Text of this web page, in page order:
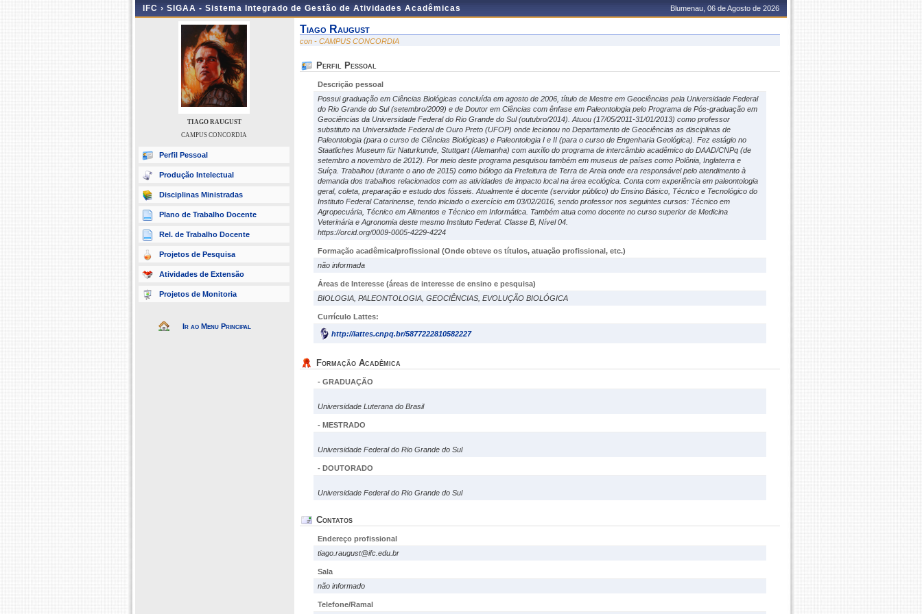
IFC › SIGAA - Sistema Integrado de Gestão de Atividades Acadêmicas Blumenau, 06 de Agosto de 2026
TIAGO RAUGUST
CAMPUS CONCORDIA
Perfil Pessoal
Produção Intelectual
Disciplinas Ministradas
Plano de Trabalho Docente
Rel. de Trabalho Docente
Projetos de Pesquisa
Atividades de Extensão
Projetos de Monitoria
Ir ao Menu Principal
Tiago Raugust
con - CAMPUS CONCORDIA
Perfil Pessoal
Descrição pessoal
Possui graduação em Ciências Biológicas concluída em agosto de 2006, título de Mestre em Geociências pela Universidade Federal
do Rio Grande do Sul (setembro/2009) e de Doutor em Ciências com ênfase em Paleontologia pelo Programa de Pós-graduação em
Geociências da Universidade Federal do Rio Grande do Sul (outubro/2014). Atuou (17/05/2011-31/01/2013) como professor
substituto na Universidade Federal de Ouro Preto (UFOP) onde lecionou no Departamento de Geociências as disciplinas de
Paleontologia (para o curso de Ciências Biológicas) e Paleontologia I e II (para o curso de Engenharia Geológica). Fez estágio no
Staatliches Museum für Naturkunde, Stuttgart (Alemanha) com auxílio do programa de intercâmbio acadêmico do DAAD/CNPq (de
setembro a novembro de 2012). Por meio deste programa pesquisou também em museus de países como Polônia, Inglaterra e
Suíça. Trabalhou (durante o ano de 2015) como biólogo da Prefeitura de Terra de Areia onde era responsável pelo atendimento à
demanda dos trabalhos relacionados com as atividades de impacto local na área ecológica. Conta com experiência em paleontologia
geral, coleta, preparação e estudo dos fósseis. Atualmente é docente (servidor público) do Ensino Básico, Técnico e Tecnológico do
Instituto Federal Catarinense, tendo iniciado o exercício em 03/02/2016, sendo professor nos seguintes cursos: Técnico em
Agropecuária, Técnico em Alimentos e Técnico em Informática. Também atua como docente no curso superior de Medicina
Veterinária e Agronomia deste mesmo Instituto Federal. Classe B, Nível 04.
https://orcid.org/0009-0005-4229-4224
Formação acadêmica/profissional (Onde obteve os títulos, atuação profissional, etc.)
não informada
Áreas de Interesse (áreas de interesse de ensino e pesquisa)
BIOLOGIA, PALEONTOLOGIA, GEOCIÊNCIAS, EVOLUÇÃO BIOLÓGICA
Currículo Lattes:
http://lattes.cnpq.br/5877222810582227
Formação Acadêmica
- GRADUAÇÃO
Universidade Luterana do Brasil
- MESTRADO
Universidade Federal do Rio Grande do Sul
- DOUTORADO
Universidade Federal do Rio Grande do Sul
Contatos
Endereço profissional
tiago.raugust@ifc.edu.br
Sala
não informado
Telefone/Ramal